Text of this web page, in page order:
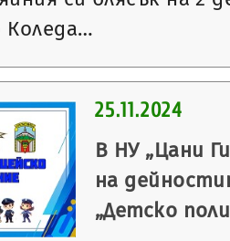
Коледа…
25.11.2024
В НУ „Цани
на
„Детско